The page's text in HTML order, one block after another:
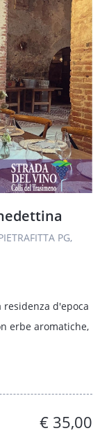
PG,
d'epoca
erbe aromatiche,
€ 35,00